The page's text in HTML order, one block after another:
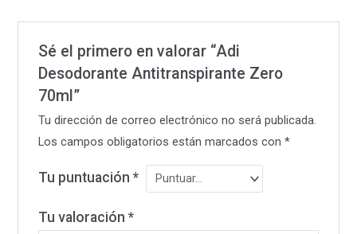
Sé el primero en valorar “Adi
Desodorante Antitranspirante Zero
70ml”
Tu dirección de correo electrónico no será publicada.
Los campos obligatorios están marcados con *
Tu puntuación *
Tu valoración *